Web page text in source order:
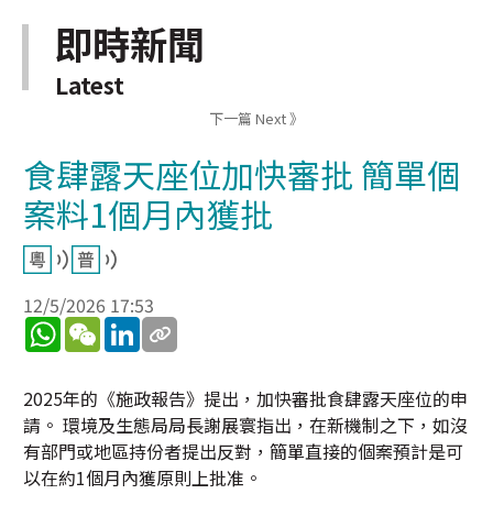
即時新聞
Latest
下一篇 Next 》
食肆露天座位加快審批 簡單個
案料1個月內獲批
12/5/2026 17:53
WhatsApp
WeChatLinkedIn
2025年的《施政報告》提出，加快審批食肆露天座位的申
請。 環境及生態局局長謝展寰指出，在新機制之下，如沒
有部門或地區持份者提出反對，簡單直接的個案預計是可
以在約1個月內獲原則上批准。